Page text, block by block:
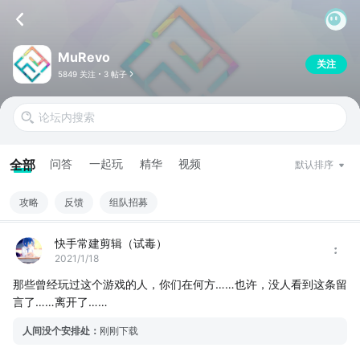
MuRevo
5849 关注 3 帖子
关注
全部 问答 一起玩 精华 视频 默认排序
攻略 反馈 组队招募
快手常建剪辑（试毒）
2021/1/18
那些曾经玩过这个游戏的人，你们在何方……也许，没人看到这条留
言了……离开了……
人间没个安排处 ： 刚刚下载